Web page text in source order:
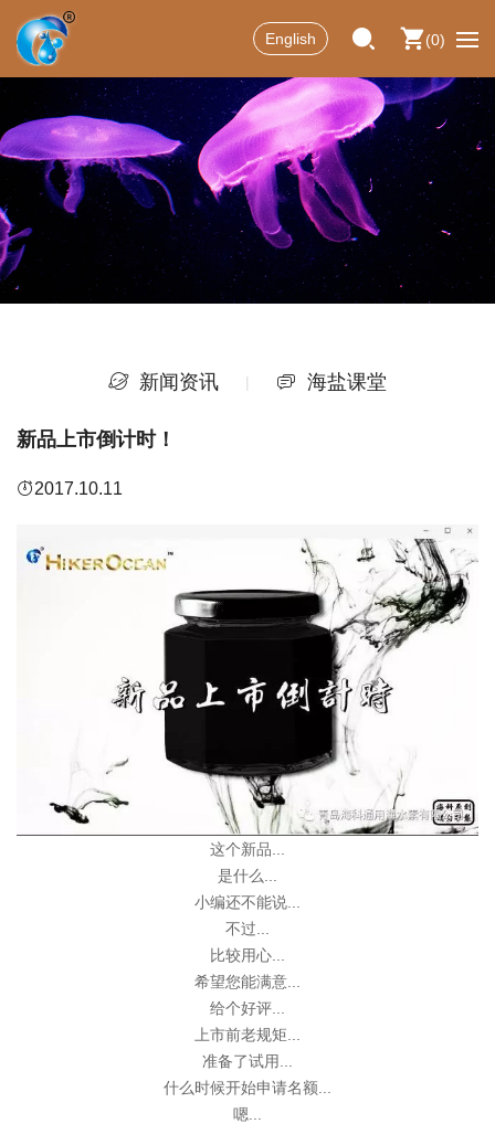
0
English
新闻资讯 海盐课堂
新品上市倒计时！
2017.10.11
这个新品...
是什么...
小编还不能说...
不过...
比较用心...
希望您能满意...
给个好评...
上市前老规矩...
准备了试用...
什么时候开始申请名额...
嗯...